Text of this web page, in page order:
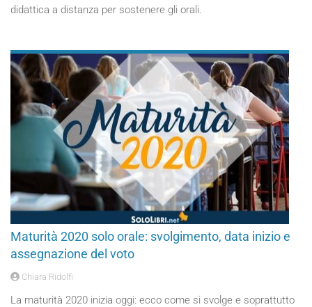
didattica a distanza per sostenere gli orali.
Maturità 2020 solo orale: svolgimento, data inizio e
assegnazione del voto
Chiara Ridolfi
La maturità 2020 inizia oggi: ecco come si svolge e soprattutto